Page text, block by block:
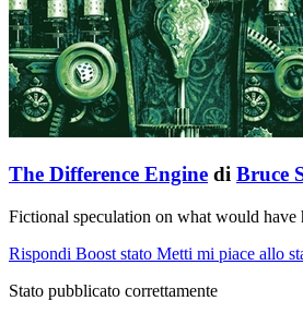
The Difference Engine di Bruce
Fictional speculation on what would have
Rispondi Boost stato Metti mi piace allo
Stato pubblicato correttamente